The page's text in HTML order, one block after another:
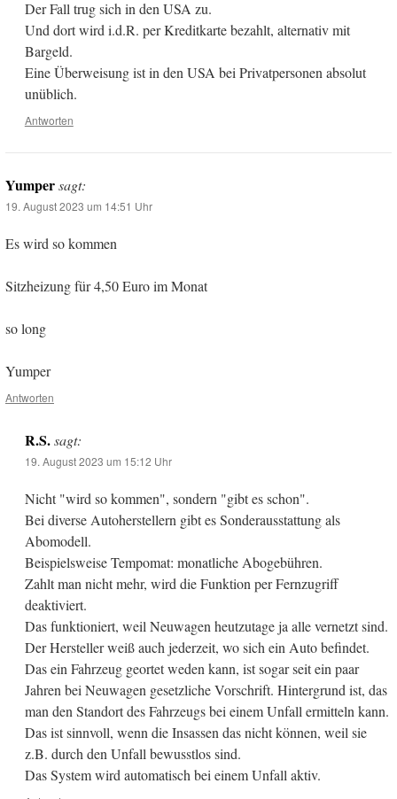
Der Fall trug sich in den USA zu.
Und dort wird i.d.R. per Kreditkarte bezahlt, alternativ mit
Bargeld.
Eine Überweisung ist in den USA bei Privatpersonen absolut
unüblich.
Antworten
Yumpersagt:
19. August 2023 um 14:51 Uhr
Es wird so kommen
Sitzheizung für 4,50 Euro im Monat
so long
Yumper
Antworten
R.S. sagt:
19. August 2023 um 15:12 Uhr
Nicht "wird so kommen", sondern "gibt es schon".
Bei diverse Autoherstellern gibt es Sonderausstattung als
Abomodell.
Beispielsweise Tempomat: monatliche Abogebühren.
Zahlt man nicht mehr, wird die Funktion per Fernzugriff
deaktiviert.
Das funktioniert, weil Neuwagen heutzutage ja alle vernetzt sind.
Der Hersteller weiß auch jederzeit, wo sich ein Auto befindet.
Das ein Fahrzeug geortet weden kann, ist sogar seit ein paar
Jahren bei Neuwagen gesetzliche Vorschrift. Hintergrund ist, das
man den Standort des Fahrzeugs bei einem Unfall ermitteln kann.
Das ist sinnvoll, wenn die Insassen das nicht können, weil sie
z.B. durch den Unfall bewusstlos sind.
Das System wird automatisch bei einem Unfall aktiv.